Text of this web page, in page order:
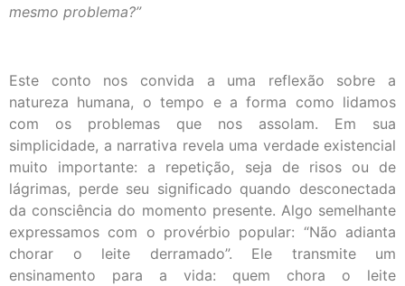
mesmo problema?”
Este conto nos convida a uma reflexão sobre a
natureza humana, o tempo e a forma como lidamos
com os problemas que nos assolam. Em sua
simplicidade, a narrativa revela uma verdade existencial
muito importante: a repetição, seja de risos ou de
lágrimas, perde seu significado quando desconectada
da consciência do momento presente. Algo semelhante
expressamos com o provérbio popular: “Não adianta
chorar o leite derramado”. Ele transmite um
ensinamento para a vida: quem chora o leite